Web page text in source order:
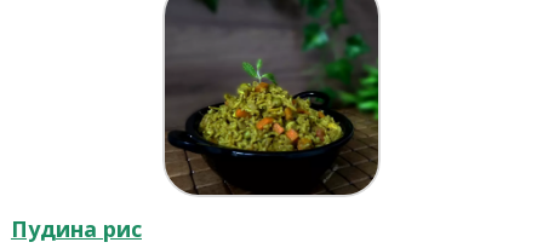
Пудина рис